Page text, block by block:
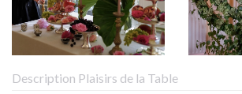
Description Plaisirs de la Table